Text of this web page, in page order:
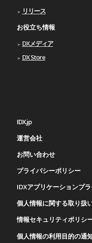
リリース
お役立ち情報
DXメディア
DX Store
IDX.jp
運営会社
お問い合わせ
プライバシーポリシー
IDXアプリケーションプ
個人情報に関する取り扱
情報セキュリティポリシ
個人情報の利用目的の通